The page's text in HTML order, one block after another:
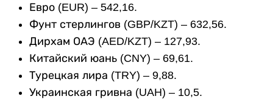
Евро (EUR) – 542,16.
Фунт стерлингов (GBP/KZT) – 632,56.
Дирхам ОАЭ (AED/KZT) – 127,93.
Китайский юань (CNY) – 69,61.
Турецкая лира (TRY) – 9,88.
Украинская гривна (UAH) – 10,5.